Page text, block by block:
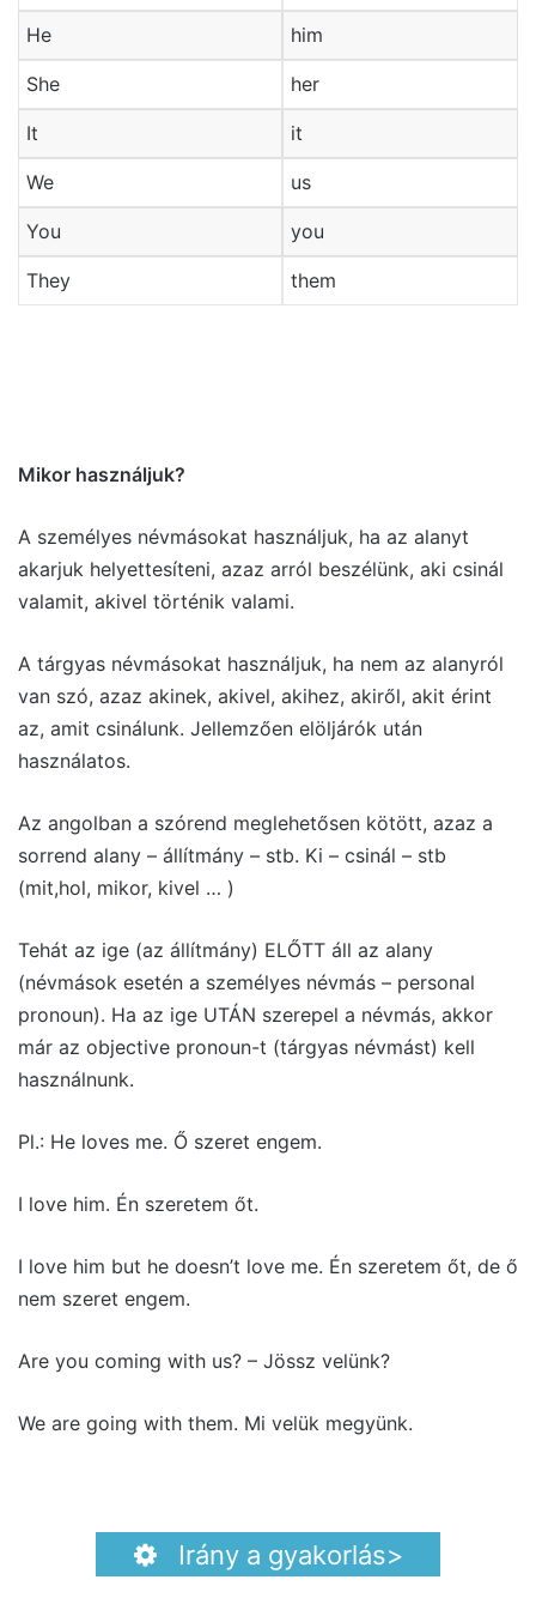
He him
She her
It it
We us
You you
They them
Mikor használjuk?
A személyes névmásokat használjuk, ha az alanyt
akarjuk helyettesíteni, azaz arról beszélünk, aki csinál
valamit, akivel történik valami.
A tárgyas névmásokat használjuk, ha nem az alanyról
van szó, azaz akinek, akivel, akihez, akiről, akit érint
az, amit csinálunk. Jellemzően elöljárók után
használatos.
Az angolban a szórend meglehetősen kötött, azaz a
sorrend alany – állítmány – stb. Ki – csinál – stb
(mit,hol, mikor, kivel … )
Tehát az ige (az állítmány) ELŐTT áll az alany
(névmások esetén a személyes névmás – personal
pronoun). Ha az ige UTÁN szerepel a névmás, akkor
már az objective pronoun-t (tárgyas névmást) kell
használnunk.
Pl.: He loves me. Ő szeret engem.
I love him. Én szeretem őt.
I love him but he doesn’t love me. Én szeretem őt, de ő
nem szeret engem.
Are you coming with us? – Jössz velünk?
We are going with them. Mi velük megyünk.
Irány a gyakorlás>